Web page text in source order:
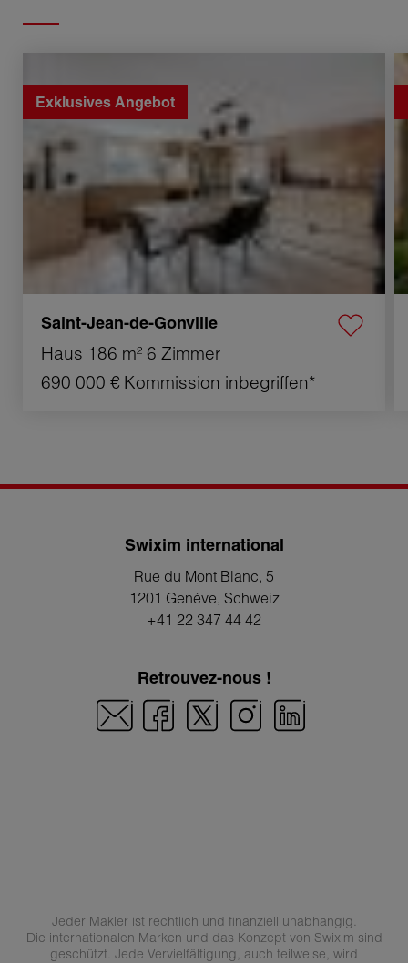
Exklusives Angebot
Saint-Jean-de-Gonville
Haus 186 m² 6 Zimmer
690 000 € Kommission inbegriffen*
Swixim international
Rue du Mont Blanc, 5
1201 Genève, Schweiz
+41 22 347 44 42
Retrouvez-nous !
Jeder Makler ist rechtlich und finanziell unabhängig.
Die internationalen Marken und das Konzept von Swixim sind
geschützt. Jede Vervielfältigung, auch teilweise, wird